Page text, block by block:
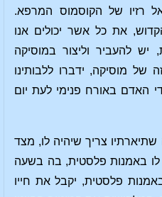
רזיו של הקוסמוס המרפא.
את כל אשר יכולים אנו
יש להעביר וליצור במוסיקה
של מוסיקה, ידברו ללבותינו
האדם באורח פנימי לעת יום
צריך שיהיה לו, מצד
באמנות פלסטית, בה בשעה
פלסטית, יקבל את חייו